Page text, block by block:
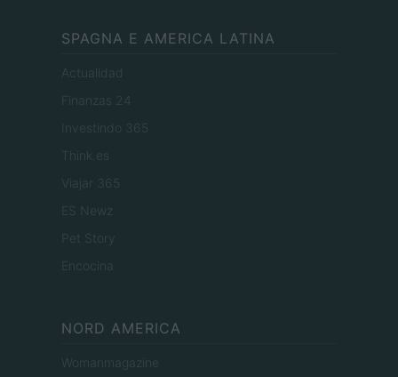
SPAGNA E AMERICA LATINA
Actualidad
Finanzas 24
Investindo 365
Think.es
Viajar 365
ES Newz
Pet Story
Encocina
NORD AMERICA
Womanmagazine